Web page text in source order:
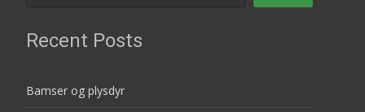
Recent Posts
Bamser og plysdyr